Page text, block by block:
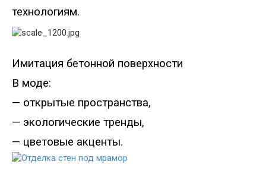
технологиям.
Имитация бетонной поверхности
В моде:
— открытые пространства,
— экологические тренды,
— цветовые акценты.